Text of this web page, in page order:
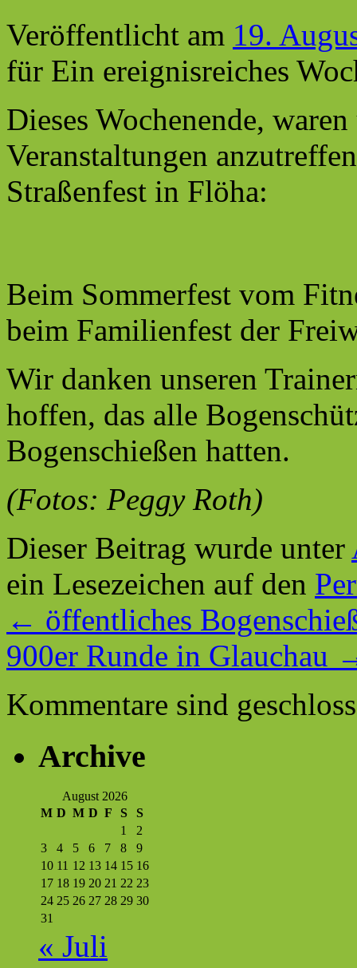
Veröffentlicht am 19.
für Ein ereignisreiches
Dieses Wochenende,
Veranstaltungen
Straßenfest in Flöha:
Beim Sommerfest vom
beim Familienfest der
Wir danken unseren
hoffen, das alle
Bogenschießen hatten.
(Fotos: Peggy Roth)
Dieser Beitrag wurde unter
ein Lesezeichen auf den
← öffentliches
900er Runde in Glauchau
Kommentare sind
Archive
August 2026
M D M D F S
S
1
2
3
4 5 6 7 8
9
10 11 12 13 14 15 16
17 18 19 20 21 22 23
24 25 26 27 28 29 30
31
« Juli